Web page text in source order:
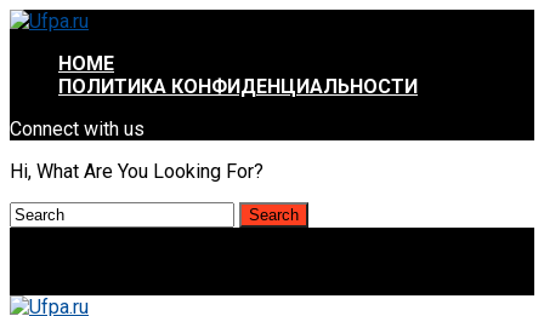
HOME
ПОЛИТИКА КОНФИДЕНЦИАЛЬНОСТИ
Connect with us
Hi, What Are You Looking For?